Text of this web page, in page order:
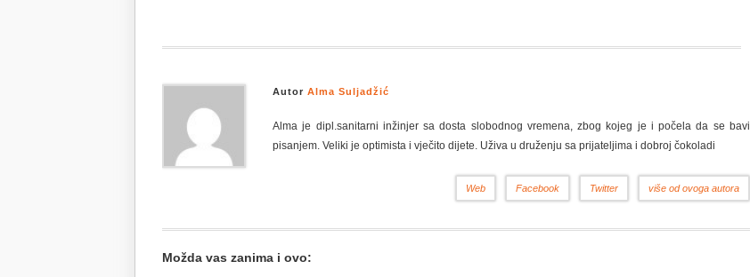
Autor Alma Suljadžić
Alma je dipl.sanitarni inžinjer sa dosta slobodnog vremena, zbog kojeg je i počela da se bavi
pisanjem. Veliki je optimista i vječito dijete. Uživa u druženju sa prijateljima i dobroj čokoladi
više od ovoga autora
Twitter
Facebook
Web
Možda vas zanima i ovo: